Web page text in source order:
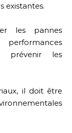
existantes.
les pannes
prévenir les
il doit être